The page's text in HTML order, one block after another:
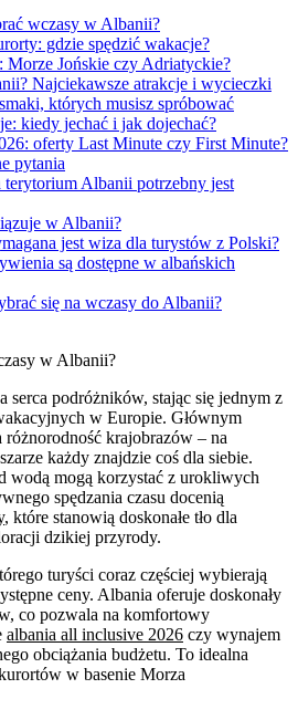
wczasy w Albanii?
gdzie spędzić wakacje?
Morze Jońskie czy Adriatyckie?
Najciekawsze atrakcje i wycieczki
których musisz spróbować
kiedy jechać i jak dojechać?
oferty Last Minute czy First Minute?
pytania
Albanii potrzebny jest
w Albanii?
jest wiza dla turystów z Polski?
są dostępne w albańskich
się na wczasy do Albanii?
w Albanii?
serca podróżników, stając się jednym z
w Europie. Głównym
różnorodność krajobrazów – na
każdy znajdzie coś dla siebie.
wodą mogą korzystać z urokliwych
spędzania czasu docenią
, które stanowią doskonałe tło dla
dzikiej przyrody.
turyści coraz częściej wybierają
ceny. Albania oferuje doskonały
co pozwala na komfortowy
albania all inclusive 2026 czy wynajem
obciążania budżetu. To idealna
w basenie Morza